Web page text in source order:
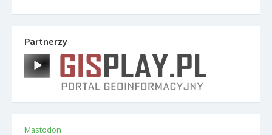
Partnerzy
Mastodon